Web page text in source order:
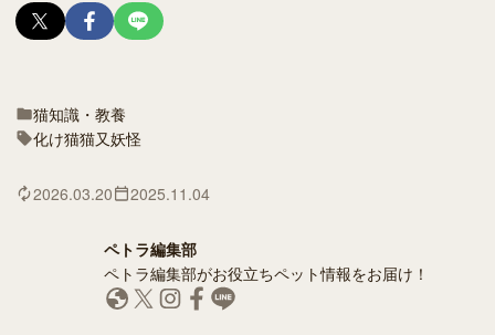
猫知識・教養
化け猫猫又妖怪
2026.03.20 2025.11.04
ペトラ編集部
ペトラ編集部がお役立ちペット情報をお届け！